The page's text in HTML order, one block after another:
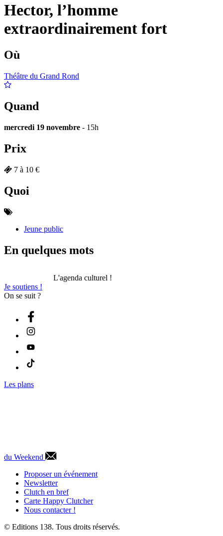
Hector, l’homme
extraordinairement fort
Où
Théâtre du Grand Rond
Quand
mercredi 19 novembre - 15h
Prix
7 à 10 €
Quoi
Jeune public
En quelques mots
L'agenda culturel !
Je soutiens !
On se suit ?
Les plans
du Weekend
Proposer un événement
Newsletter
Clutch en bref
Carte Happy Clutcher
Nous contacter !
© Editions 138. Tous droits réservés.